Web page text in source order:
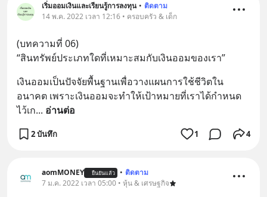
เริ่มออมเงินและเรียนรู้การลงทุน • ติดตาม
14 พ.ค. 2022 เวลา 12:16 • ครอบครัว & เด็ก
(บทความที่ 06)
“สินทรัพย์ประเภทใดที่เหมาะสมกับเงินออมของเรา”
เงินออมเป็นปัจจัยพื้นฐานเพื่อวางแผนการใช้ชีวิตใน
อนาคต เพราะเงินออมจะทำให้เป้าหมายที่เราได้กำหนด
ไว้เก... อ่านต่อ
2 บันทึก 1 4
aomMONEY ยืนยันแล้ว • ติดตาม
7 ม.ค. 2022 เวลา 05:00 • หุ้น & เศรษฐกิจ